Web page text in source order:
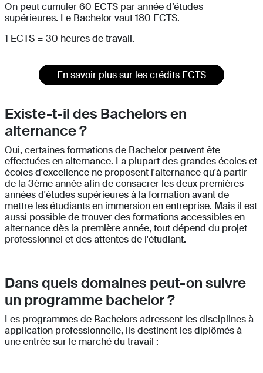
On peut cumuler 60 ECTS par année d’études
supérieures. Le Bachelor vaut 180 ECTS.
1 ECTS = 30 heures de travail.
En savoir plus sur les crédits ECTS
Existe-t-il des Bachelors en
alternance ?
Oui, certaines formations de Bachelor peuvent ête
effectuées en alternance. La plupart des grandes écoles et
écoles d'excellence ne proposent l'alternance qu'à partir
de la 3ème année afin de consacrer les deux premières
années d'études supérieures à la formation avant de
mettre les étudiants en immersion en entreprise. Mais il est
aussi possible de trouver des formations accessibles en
alternance dès la première année, tout dépend du projet
professionnel et des attentes de l'étudiant.
Dans quels domaines peut-on suivre
un programme bachelor ?
Les programmes de Bachelors adressent les disciplines à
application professionnelle, ils destinent les diplômés à
une entrée sur le marché du travail :